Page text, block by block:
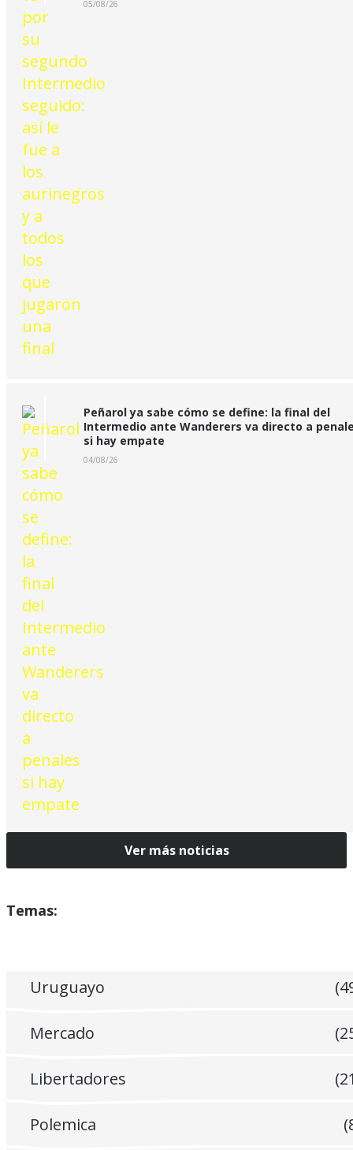
05/08/26
Peñarol ya sabe cómo se define: la final del
Intermedio ante Wanderers va directo a
si hay empate
04/08/26
Ver más noticias
Temas:
Uruguayo
Mercado
Libertadores
Polemica